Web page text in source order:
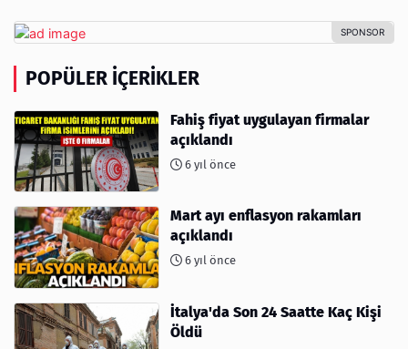
POPÜLER İÇERIKLER
Fahiş fiyat uygulayan firmalar
açıklandı
6 yıl önce
Mart ayı enflasyon rakamları
açıklandı
6 yıl önce
İtalya'da Son 24 Saatte Kaç Kişi
Öldü